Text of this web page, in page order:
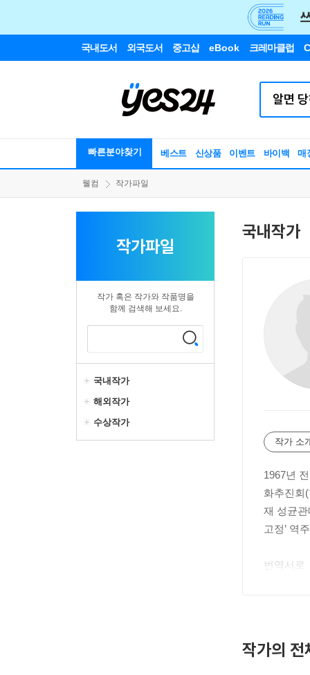
국내도서 외국도서 중고샵 eBook 크레마클럽
빠른분야찾기 베스트 신상품 이벤트 바이백 매
웰컴 작가파일
작가파일
작가 혹은 작가와 작품명을
함께 검색해 보세요.
국내작가
해외작가
수상작가
국내작가
작가 소
1967년
화추진회
재 성균관
고정’ 역
번역서로
작가의 전